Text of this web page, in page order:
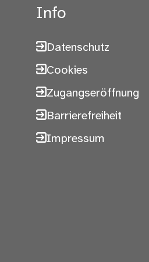
Info
Datenschutz
Cookies
Zugangseröffnung
Barrierefreiheit
Impressum